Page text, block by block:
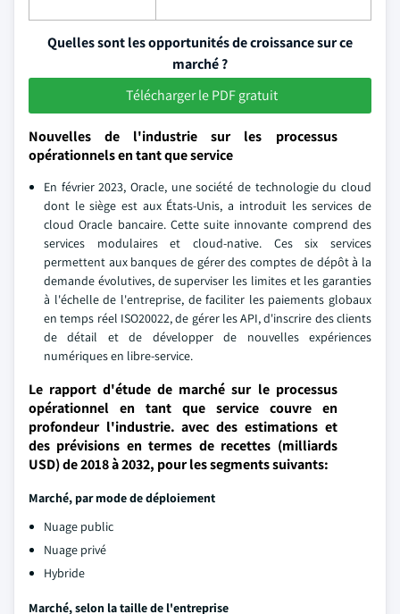
Quelles sont les opportunités de croissance sur ce
marché ?
Télécharger le PDF gratuit
Nouvelles de l'industrie sur les processus
opérationnels en tant que service
En février 2023, Oracle, une société de technologie du cloud
dont le siège est aux États-Unis, a introduit les services de
cloud Oracle bancaire. Cette suite innovante comprend des
services modulaires et cloud-native. Ces six services
permettent aux banques de gérer des comptes de dépôt à la
demande évolutives, de superviser les limites et les garanties
à l'échelle de l'entreprise, de faciliter les paiements globaux
en temps réel ISO20022, de gérer les API, d'inscrire des clients
de détail et de développer de nouvelles expériences
numériques en libre-service.
Le rapport d'étude de marché sur le processus
opérationnel en tant que service couvre en
profondeur l'industrie. avec des estimations et
des prévisions en termes de recettes (milliards
USD) de 2018 à 2032, pour les segments suivants:
Marché, par mode de déploiement
Nuage public
Nuage privé
Hybride
Marché, selon la taille de l'entreprise